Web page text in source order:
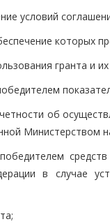
условий
которых
гранта и
об
Министерством
в случае